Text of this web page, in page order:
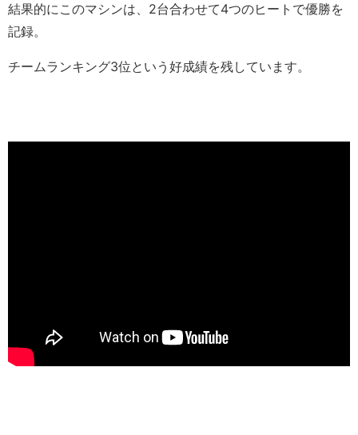
結果的にこのマシンは、2台合わせて4つのヒートで優勝を
記録。
チームランキング3位という好成績を残しています。